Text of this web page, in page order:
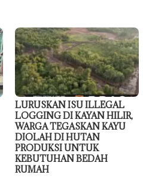
LURUSKAN ISU ILLEGAL
LOGGING DI KAYAN HILIR,
WARGA TEGASKAN KAYU
DIOLAH DI HUTAN
PRODUKSI UNTUK
KEBUTUHAN BEDAH
RUMAH